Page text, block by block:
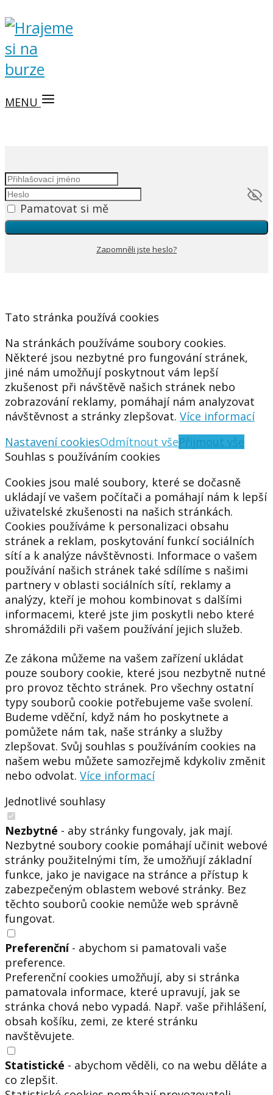
MENU
Pamatovat si mě
Zapomněli jste heslo?
Tato stránka používá cookies
Na stránkách používáme soubory cookies.
Některé jsou nezbytné pro fungování stránek,
jiné nám umožňují poskytnout vám lepší
zkušenost při návštěvě našich stránek nebo
zobrazování reklamy, pomáhají nám analyzovat
návštěvnost a stránky zlepšovat. Více informací
Nastavení cookiesOdmítnout všePřijmout vše
Souhlas s používáním cookies
Cookies jsou malé soubory, které se dočasně
ukládají ve vašem počítači a pomáhají nám k lepší
uživatelské zkušenosti na našich stránkách.
Cookies používáme k personalizaci obsahu
stránek a reklam, poskytování funkcí sociálních
sítí a k analýze návštěvnosti. Informace o vašem
používání našich stránek také sdílíme s našimi
partnery v oblasti sociálních sítí, reklamy a
analýzy, kteří je mohou kombinovat s dalšími
informacemi, které jste jim poskytli nebo které
shromáždili při vašem používání jejich služeb.
Ze zákona můžeme na vašem zařízení ukládat
pouze soubory cookie, které jsou nezbytně nutné
pro provoz těchto stránek. Pro všechny ostatní
typy souborů cookie potřebujeme vaše svolení.
Budeme vděční, když nám ho poskytnete a
pomůžete nám tak, naše stránky a služby
zlepšovat. Svůj souhlas s používáním cookies na
našem webu můžete samozřejmě kdykoliv změnit
nebo odvolat. Více informací
Jednotlivé souhlasy
Nezbytné - aby stránky fungovaly, jak mají.
Nezbytné soubory cookie pomáhají učinit webové
stránky použitelnými tím, že umožňují základní
funkce, jako je navigace na stránce a přístup k
zabezpečeným oblastem webové stránky. Bez
těchto souborů cookie nemůže web správně
fungovat.
Preferenční- abychom si pamatovali vaše
preference.
Preferenční cookies umožňují, aby si stránka
pamatovala informace, které upravují, jak se
stránka chová nebo vypadá. Např. vaše přihlášení,
obsah košíku, zemi, ze které stránku
navštěvujete.
Statistické - abychom věděli, co na webu děláte a
co zlepšit.